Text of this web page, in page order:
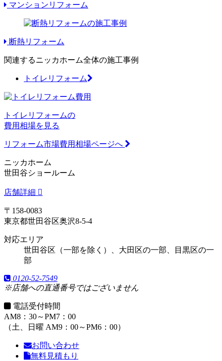
マンションリフォーム
断熱リフォーム
関連するニッカホーム全体の施工事例
トイレリフォーム
トイレリフォームの
費用相場を見る
リフォーム市場費用相場ページへ
ニッカホーム
世田谷ショールーム
店舗詳細
〒158-0083
東京都世田谷区奥沢8-5-4
対応エリア
世田谷区（一部を除く）、大田区の一部、目黒区の一
部
0120-52-7549
※店舗への直通番号ではございません
電話受付時間
AM8：30～PM7：00
（土、日曜 AM9：00～PM6：00）
お問い合わせ
無料見積もり